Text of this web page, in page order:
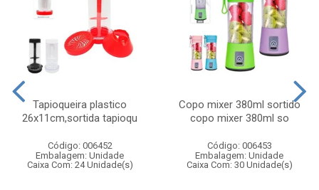
Tapioqueira plastico
26x11cm,sortida tapioqu
Código: 006452
Embalagem: Unidade
Caixa Com: 24 Unidade(s)
Copo mixer 380ml sortido
copo mixer 380ml so
Código: 006453
Embalagem: Unidade
Caixa Com: 30 Unidade(s)